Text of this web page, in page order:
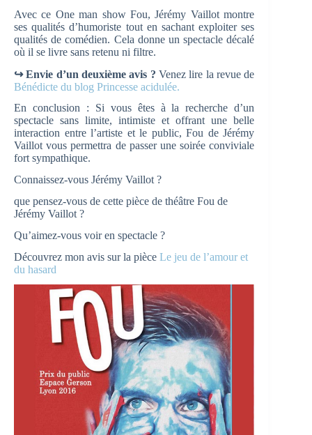
Avec ce One man show Fou, Jérémy Vaillot montre
ses qualités d’humoriste tout en sachant exploiter ses
qualités de comédien. Cela donne un spectacle décalé
où il se livre sans retenu ni filtre.
↪ Envie d’un deuxième avis ? Venez lire la revue de
Bénédicte du blog Princesse acidulée.
En conclusion : Si vous êtes à la recherche d’un
spectacle sans limite, intimiste et offrant une belle
interaction entre l’artiste et le public, Fou de Jérémy
Vaillot vous permettra de passer une soirée conviviale
fort sympathique.
Connaissez-vous Jérémy Vaillot ?
que pensez-vous de cette pièce de théâtre Fou de
Jérémy Vaillot ?
Qu’aimez-vous voir en spectacle ?
Découvrez mon avis sur la pièce Le jeu de l’amour et
du hasard